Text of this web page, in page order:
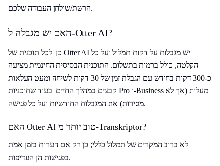
הרשת/שולחן העבודה שלכם.
האם יש מגבלה ל-Otter AI?
כן. לכל תוכנית של Otter AI יש מגבלות על דקות תמלול ועל כל
הקלטה, כולל ברמות בתשלום. התוכנית הבסיסית החינמית מציעה
כ-300 דקות בחודש עם הגבלת זמן של 30 דקות לשיחה ומעט העלאות
קבצים במהלך החיים, בעוד שתוכניות Pro ו-Business מעלות (אך לא
מסירות) את המגבלות החודשיות ועל כל פגישה.
האם Otter AI טוב יותר מ-Transkriptor?
לא ברוב המקרים של תמלול כללי; כן רק אם הערות בזמן אמת
בפגישות הן העדיפות.